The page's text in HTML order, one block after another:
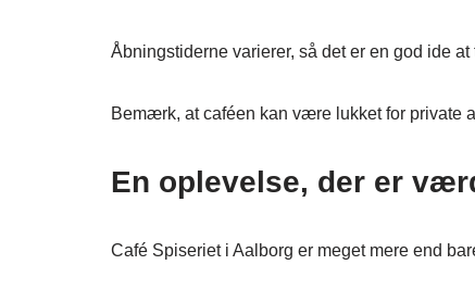
Åbningstiderne varierer, så det er en god ide
Bemærk, at caféen kan være lukket for private
En oplevelse, der er
Café Spiseriet i Aalborg er meget mere end